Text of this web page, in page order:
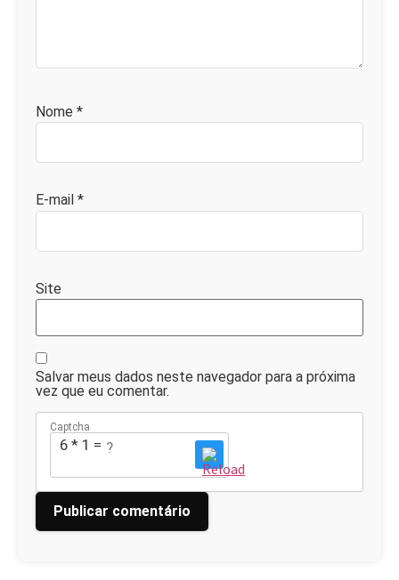
Nome *
E-mail *
Site
Salvar meus dados neste navegador para a próxima
vez que eu comentar.
Captcha
6 * 1 = ?